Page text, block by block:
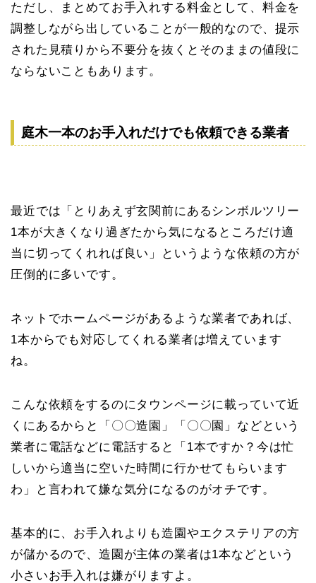
ただし、まとめてお手入れする料金として、料金を
調整しながら出していることが一般的なので、提示
された見積りから不要分を抜くとそのままの値段に
ならないこともあります。
庭木一本のお手入れだけでも依頼できる業者
最近では「とりあえず玄関前にあるシンボルツリー
1本が大きくなり過ぎたから気になるところだけ適
当に切ってくれれば良い」というような依頼の方が
圧倒的に多いです。
ネットでホームページがあるような業者であれば、
1本からでも対応してくれる業者は増えています
ね。
こんな依頼をするのにタウンページに載っていて近
くにあるからと「〇〇造園」「〇〇園」などという
業者に電話などに電話すると「1本ですか？今は忙
しいから適当に空いた時間に行かせてもらいます
わ」と言われて嫌な気分になるのがオチです。
基本的に、お手入れよりも造園やエクステリアの方
が儲かるので、造園が主体の業者は1本などという
小さいお手入れは嫌がりますよ。